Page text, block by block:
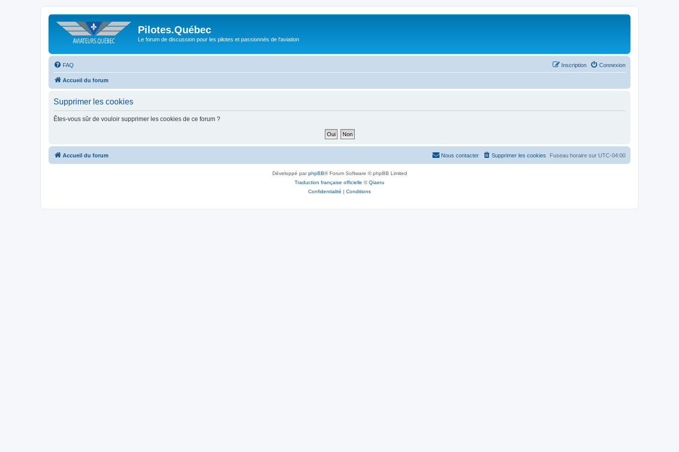
Pilotes.Québec
Le forum de discussion pour les pilotes et passionnés de l'aviation
FAQ Connexion
Inscription
Accueil du forum
Supprimer les cookies
Êtes-vous sûr de vouloir supprimer les cookies de ce forum ?
Accueil du forum Fuseau horaire sur UTC-04:00
Supprimer les cookies
Nous contacter
Développé parphpBB® Forum Software © phpBB Limited
Traduction française officielle ©Qiaeru
Confidentialité | Conditions